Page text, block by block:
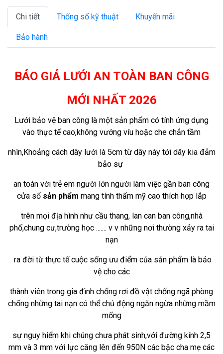
Chi tiết Thống số kỹ thuật Khuyến mãi
Bảo hành
BÁO GIÁ LƯỚI AN TOÀN BAN CÔNG
MỚI NHẤT 2026
Lưới bảo vệ ban công là một sản phẩm có tính ứng dụng
vào thực tế cao,không vướng víu hoặc che chắn tầm
nhìn,Khoảng cách dây lưới là 5cm từ dây này tới dây kia đảm
bảo sự
an toàn với trẻ em người lớn người làm việc gần ban công
cửa sổ sản phẩm mang tính thẩm mỹ cao thích hợp lắp
trên mọi địa hình như cầu thang, lan can ban công,nhà
phố,chung cư,trường học ....... v v những nơi thường xảy ra tai
nạn
ra đời từ thực tế cuộc sống ưu điểm của sản phẩm là bảo
vệ cho các
thành viên trong gia đình chống rơi đồ vật chống ngã phòng
chống những tai nạn có thể chủ động ngăn ngừa những mầm
mống
sự nguy hiểm khi chúng chưa phát sinh,với đường kính 2,5
mm và 3 mm với lực căng lên đến 950N các bậc cha mẹ các